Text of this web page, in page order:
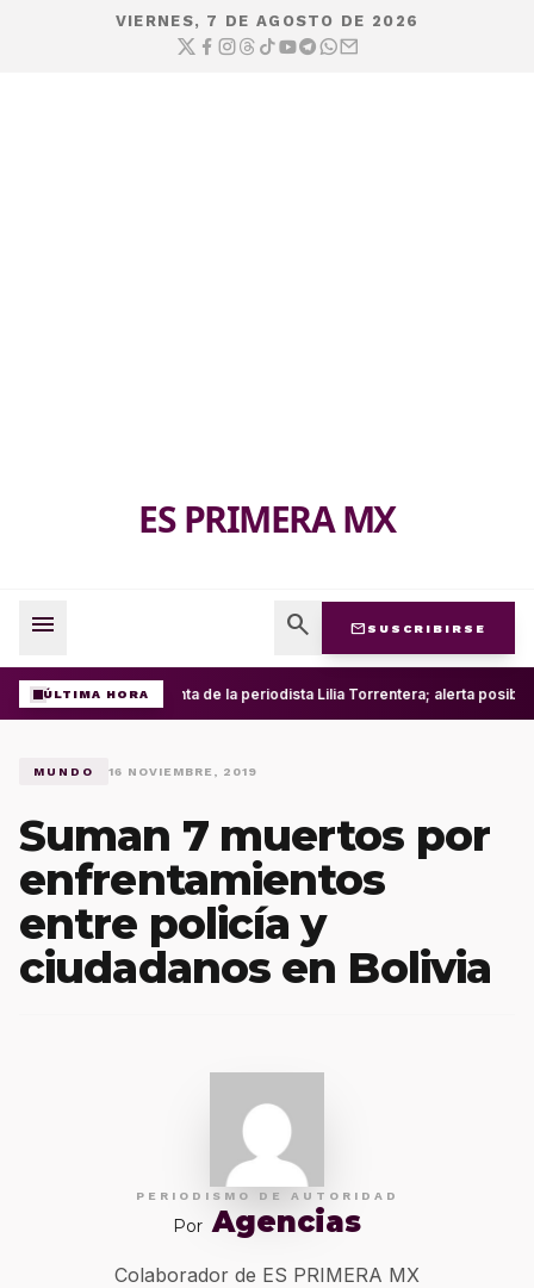
VIERNES, 7 DE AGOSTO DE 2026
ES PRIMERA MX
menu search mail SUSCRIBIRSE
ÚLTIMA HORARoban cuenta de la periodista Lilia Torrentera; alerta
MUNDO 16 NOVIEMBRE, 2019
Suman 7 muertos por
enfrentamientos
entre policía y
ciudadanos en Bolivia
PERIODISMO DE AUTORIDAD
Por Agencias
Colaborador de ES PRIMERA MX